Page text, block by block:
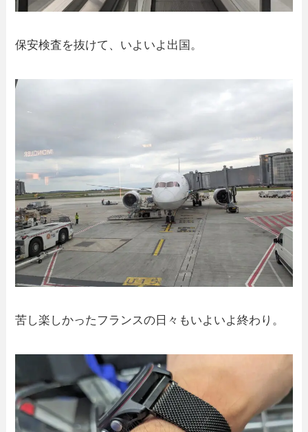
保安検査を抜けて、いよいよ出国。
苦し楽しかったフランスの日々もいよいよ終わり。